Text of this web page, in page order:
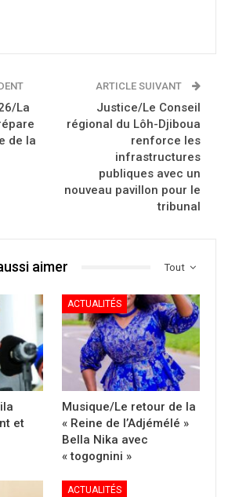
La
de la
ARTICLE SUIVANT
Justice/Le Conseil
régional du Lôh-Djiboua
renforce les
infrastructures
publiques avec un
nouveau pavillon pour le
tribunal
Tout
aimer
et
ACTUALITÉS
Musique/Le retour de la
« Reine de l’Adjémélé »
Bella Nika avec
« togognini »
ACTUALITÉS